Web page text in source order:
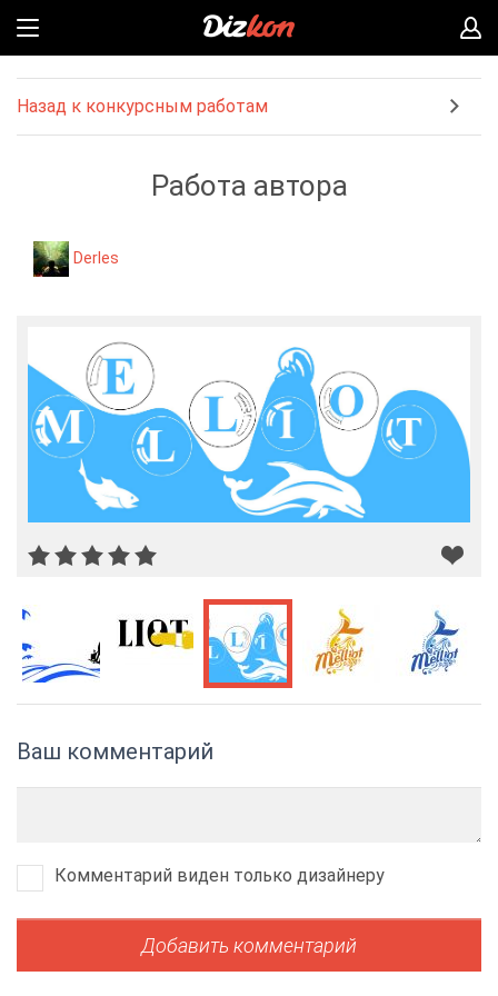
Назад к конкурсным работам
Работа автора
Derles
Ваш комментарий
Комментарий виден только дизайнеру